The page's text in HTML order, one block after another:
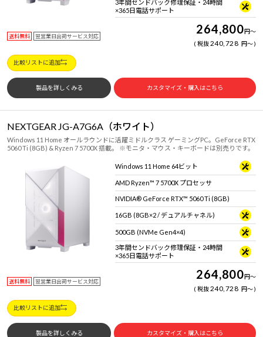
3年間センドバック修理保証・24時間
×365日電話サポート
送料無料 翌営業日出荷サービス対応 264,800円～
税抜240,728 円～
比較リストに追加
製品を詳しくみる カスタマイズ・購入はこちら
NEXTGEAR JG-A7G6A（ホワイト）
Windows 11 Home オールラウンドに活躍ミドルクラス ゲーミングPC。GeForce RTX
5060 Ti (8GB) & Ryzen 7 5700X 搭載。 ※モニタ・マウス・キーボードは別売りです。
Windows 11 Home 64ビット
AMD Ryzen™ 7 5700X プロセッサ
NVIDIA® GeForce RTX™ 5060 Ti (8GB)
16GB (8GB×2 / デュアルチャネル)
500GB (NVMe Gen4×4)
3年間センドバック修理保証・24時間
×365日電話サポート
送料無料 翌営業日出荷サービス対応 264,800円～
税抜240,728 円～
比較リストに追加
製品を詳しくみる カスタマイズ・購入はこちら